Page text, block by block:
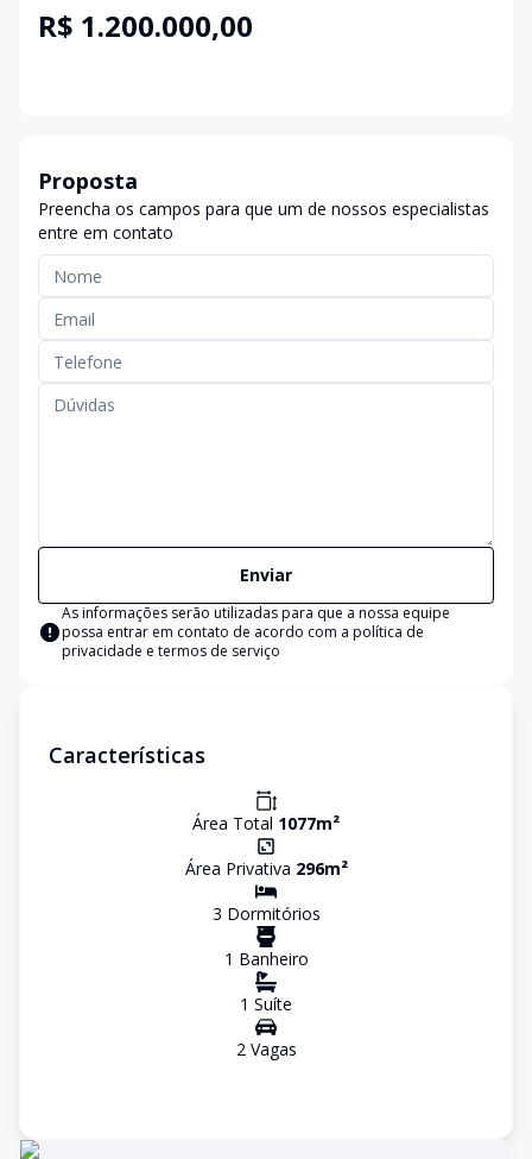
R$ 1.200.000,00
Proposta
Preencha os campos para que um de nossos especialistas
entre em contato
Enviar
As informações serão utilizadas para que a nossa equipe
possa entrar em contato de acordo com a política de
privacidade e termos de serviço
Características
Área Total 1077m²
Área Privativa 296m²
3 Dormitórios
1 Banheiro
1 Suíte
2Vagas